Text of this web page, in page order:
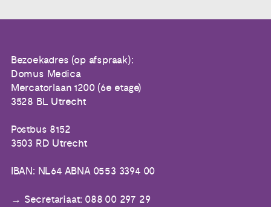
Bezoekadres (op afspraak):
Domus Medica
Mercatorlaan 1200 (6e etage)
3528 BL Utrecht
Postbus 8152
3503 RD Utrecht
IBAN: NL64 ABNA 0553 3394 00
Secretariaat: 088 00 297 29